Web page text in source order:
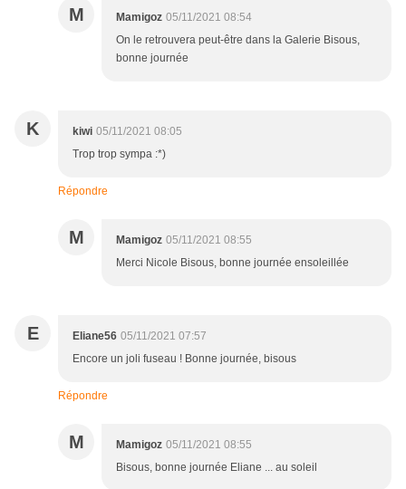
M Mamigoz 05/11/2021 08:54
On le retrouvera peut-être dans la Galerie Bisous,
bonne journée
K kiwi 05/11/2021 08:05
Trop trop sympa :*)
Répondre
M Mamigoz 05/11/2021 08:55
Merci Nicole Bisous, bonne journée ensoleillée
E Eliane56 05/11/2021 07:57
Encore un joli fuseau ! Bonne journée, bisous
Répondre
M Mamigoz 05/11/2021 08:55
Bisous, bonne journée Eliane ... au soleil